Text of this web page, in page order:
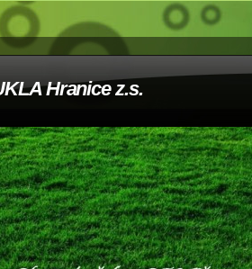
Hranice z.s.